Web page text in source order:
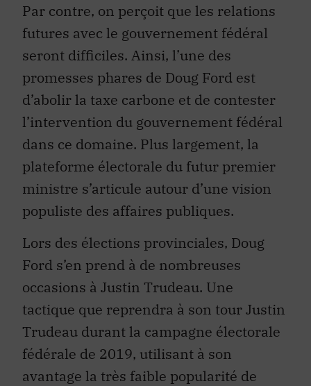
Par contre, on perçoit que les relations
futures avec le gouvernement fédéral
seront difficiles. Ainsi, l’une des
promesses phares de Doug Ford est
d’abolir la taxe carbone et de contester
l’intervention du gouvernement fédéral
dans ce domaine. Plus largement, la
plateforme électorale du futur premier
ministre s’articule autour d’une vision
populiste des affaires publiques.
Lors des élections provinciales, Doug
Ford s’en prend à de nombreuses
occasions à Justin Trudeau. Une
tactique que reprendra à son tour Justin
Trudeau durant la campagne électorale
fédérale de 2019, utilisant à son
avantage la très faible popularité de